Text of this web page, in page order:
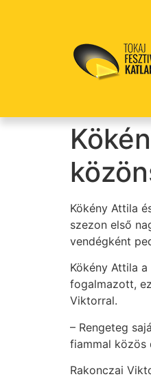
Kökény Attila
szezon első
vendégként
Kökény Attila
fogalmazott,
Viktorral.
– Rengeteg
fiammal közös
Rakonczai